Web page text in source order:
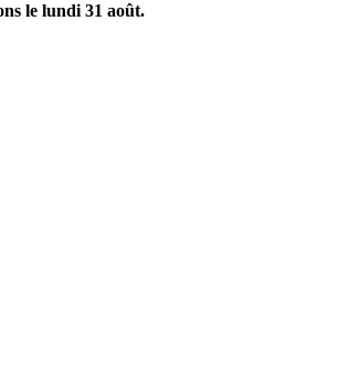
le lundi 31 août.